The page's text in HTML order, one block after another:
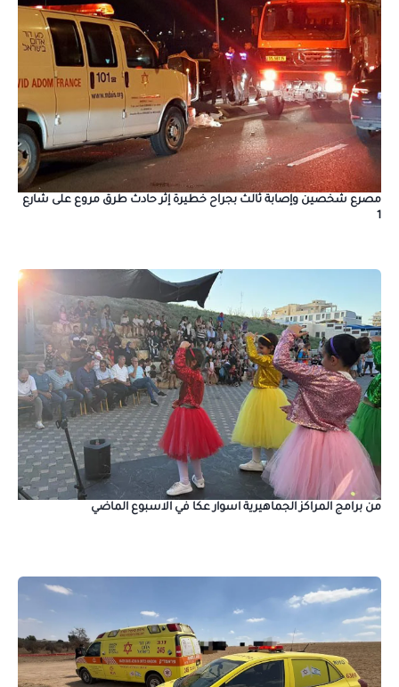
مصرع شخصين وإصابة ثالث بجراح خطيرة إثر حادث طرق مروع على شارع
1
من برامج المراكز الجماهيرية اسوار عكا في الاسبوع الماضي